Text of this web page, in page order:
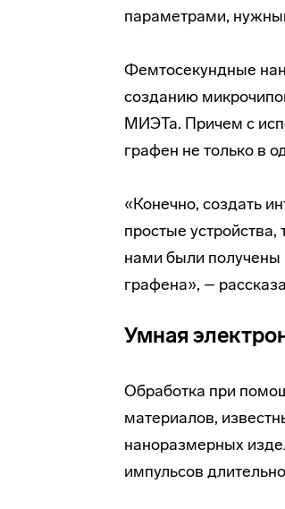
параметрами,
Фемтосекундные
созданию
МИЭТа. Причем с
графен не только в
«Конечно, создать
простые
нами были получены
графена», –
Умная
Обработка при
материалов,
наноразмерных
импульсов